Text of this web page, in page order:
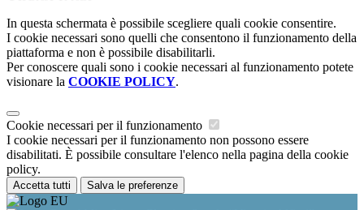
In questa schermata è possibile scegliere quali cookie consentire.
I cookie necessari sono quelli che consentono il funzionamento della
piattaforma e non è possibile disabilitarli.
Per conoscere quali sono i cookie necessari al funzionamento potete
visionare la COOKIE POLICY.
Cookie necessari per il funzionamento
I cookie necessari per il funzionamento non possono essere
disabilitati. È possibile consultare l'elenco nella pagina della cookie
policy.
Accetta tutti Salva le preferenze